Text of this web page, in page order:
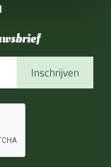
Inschrijven